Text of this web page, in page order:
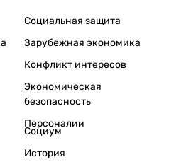
Социальная защита
Зарубежная экономика
Конфликт интересов
Экономическая
безопасность
Персоналии
Социум
История